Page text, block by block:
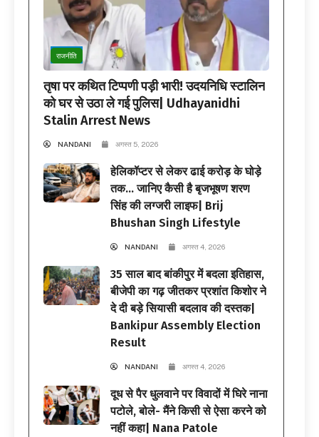
राजनीति
तृषा पर कथित टिप्पणी पड़ी भारी! उदयनिधि स्टालिन
को घर से उठा ले गई पुलिस| Udhayanidhi
Stalin Arrest News
NANDANI अगस्त 5, 2026
हेलिकॉप्टर से लेकर ढाई करोड़ के घोड़े
तक… जानिए कैसी है बृजभूषण शरण
सिंह की लग्जरी लाइफ| Brij
Bhushan Singh Lifestyle
NANDANI अगस्त 4, 2026
35 साल बाद बांकीपुर में बदला इतिहास,
बीजेपी का गढ़ जीतकर प्रशांत किशोर ने
दे दी बड़े सियासी बदलाव की दस्तक|
Bankipur Assembly Election
Result
NANDANI अगस्त 4, 2026
दूध से पैर धुलवाने पर विवादों में घिरे नाना
पटोले, बोले- मैंने किसी से ऐसा करने को
नहीं कहा| Nana Patole